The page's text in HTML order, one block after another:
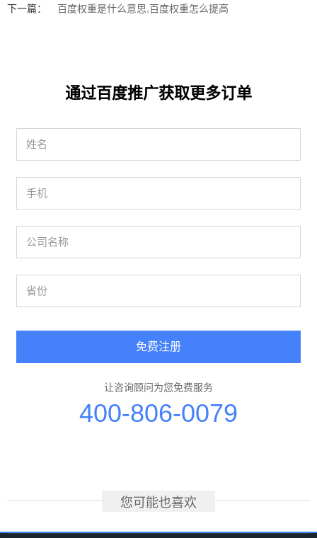
下一篇：
百度权重是什么意思,百度权重怎么提高
通过百度推广获取更多订单
免费注册
让咨询顾问为您免费服务
400-806-0079
您可能也喜欢